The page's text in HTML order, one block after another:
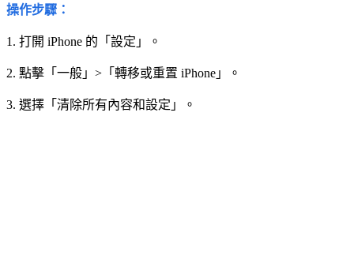
操作步驟：
1. 打開 iPhone 的「設定」。
2. 點擊「一般」>「轉移或重置 iPhone」。
3. 選擇「清除所有內容和設定」。